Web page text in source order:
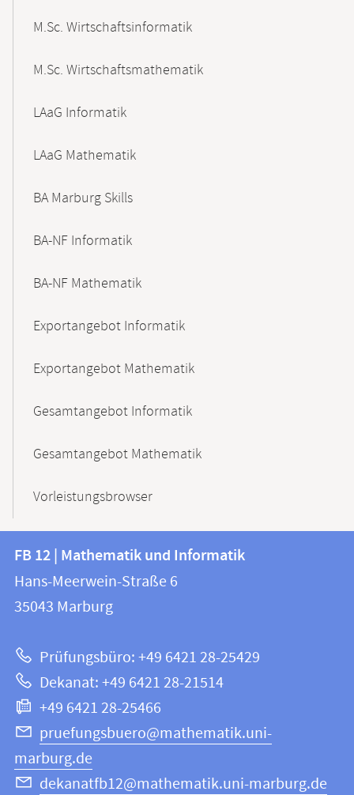
M.Sc. Wirtschaftsinformatik
M.Sc. Wirtschaftsmathematik
LAaG Informatik
LAaG Mathematik
BA Marburg Skills
BA-NF Informatik
BA-NF Mathematik
Exportangebot Informatik
Exportangebot Mathematik
Gesamtangebot Informatik
Gesamtangebot Mathematik
Vorleistungsbrowser
Kontakt
und
Informationen
Website
FB
12
|
und
Informatik
FB 12 | Mathematik und Informatik
Hans-Meerwein-Straße 6
35043 Marburg
Prüfungsbüro: +49 6421 28-25429
Dekanat: +49 6421 28-21514
+49 6421 28-25466
pruefungsbuero@mathematik.uni-
marburg.de
dekanatfb12@mathematik.uni-marburg.de